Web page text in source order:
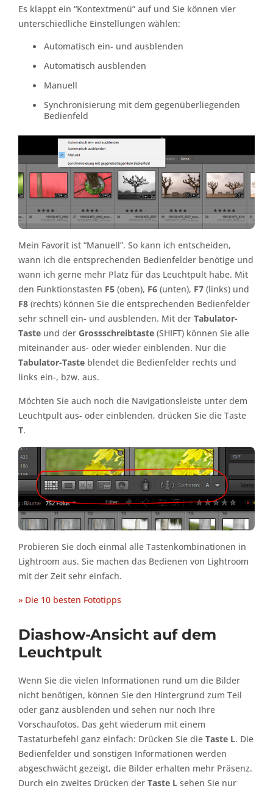
Es klappt ein “Kontextmenü” auf und Sie können vier
unterschiedliche Einstellungen wählen:
Automatisch ein- und ausblenden
Automatisch ausblenden
Manuell
Synchronisierung mit dem gegenüberliegenden
Bedienfeld
Mein Favorit ist “Manuell”. So kann ich entscheiden,
wann ich die entsprechenden Bedienfelder benötige und
wann ich gerne mehr Platz für das Leuchtpult habe. Mit
den Funktionstasten F5 (oben), F6 (unten), F7 (links) und
F8 (rechts) können Sie die entsprechenden Bedienfelder
sehr schnell ein- und ausblenden. Mit der Tabulator-
Taste und der Grossschreibtaste (SHIFT) können Sie alle
miteinander aus- oder wieder einblenden. Nur die
Tabulator-Taste blendet die Bedienfelder rechts und
links ein-, bzw. aus.
Möchten Sie auch noch die Navigationsleiste unter dem
Leuchtpult aus- oder einblenden, drücken Sie die Taste
T.
Probieren Sie doch einmal alle Tastenkombinationen in
Lightroom aus. Sie machen das Bedienen von Lightroom
mit der Zeit sehr einfach.
» Die 10 besten Fototipps
Diashow-Ansicht auf dem
Leuchtpult
Wenn Sie die vielen Informationen rund um die Bilder
nicht benötigen, können Sie den Hintergrund zum Teil
oder ganz ausblenden und sehen nur noch Ihre
Vorschaufotos. Das geht wiederum mit einem
Tastaturbefehl ganz einfach: Drücken Sie die Taste L. Die
Bedienfelder und sonstigen Informationen werden
abgeschwächt gezeigt, die Bilder erhalten mehr Präsenz.
Durch ein zweites Drücken der Taste L sehen Sie nur